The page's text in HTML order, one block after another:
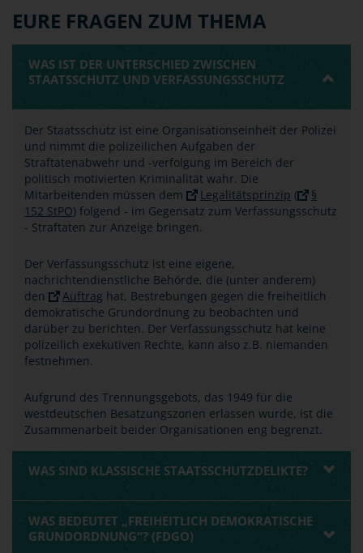
EURE FRAGEN ZUM THEMA
WAS IST DER UNTERSCHIED ZWISCHEN
STAATSSCHUTZ UND VERFASSUNGSSCHUTZ
Der Staatsschutz ist eine Organisationseinheit der Polizei
und nimmt die polizeilichen Aufgaben der
Straftatenabwehr und -verfolgung im Bereich der
politisch motivierten Kriminalität wahr. Die
Mitarbeitenden müssen dem
Legalitätsprinzip (
§
152 StPO) folgend - im Gegensatz zum Verfassungsschutz
- Straftaten zur Anzeige bringen.
Der Verfassungsschutz ist eine eigene,
nachrichtendienstliche Behörde, die (unter anderem)
den
Auftrag hat, Bestrebungen gegen die freiheitlich
demokratische Grundordnung zu beobachten und
darüber zu berichten. Der Verfassungsschutz hat keine
polizeilich exekutiven Rechte, kann also z.B. niemanden
festnehmen.
Aufgrund des Trennungsgebots, das 1949 für die
westdeutschen Besatzungszonen erlassen wurde, ist die
Zusammenarbeit beider Organisationen eng begrenzt.
WAS SIND KLASSISCHE STAATSSCHUTZDELIKTE?
WAS BEDEUTET „FREIHEITLICH DEMOKRATISCHE
GRUNDORDNUNG“? (FDGO)